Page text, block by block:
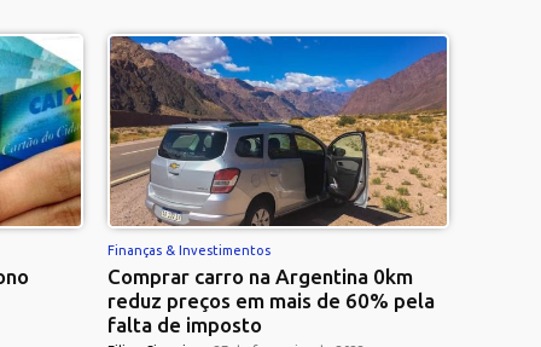
Finanças & Investimentos
Comprar carro na Argentina 0km
reduz preços em mais de 60% pela
falta de imposto